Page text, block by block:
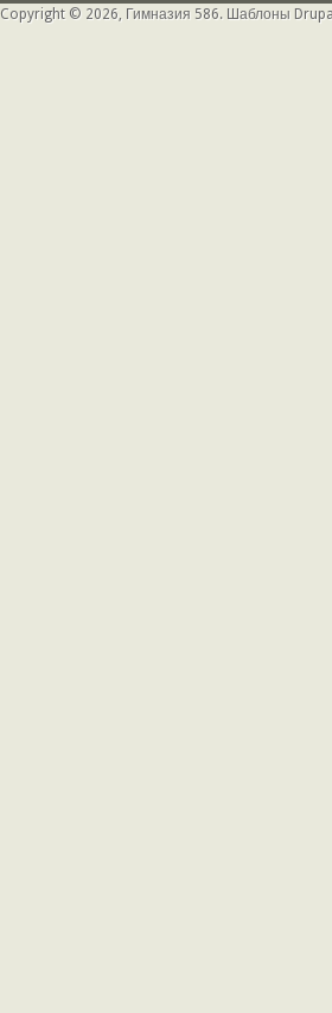
Copyright © 2026, Гимназия 586. Шаблоны